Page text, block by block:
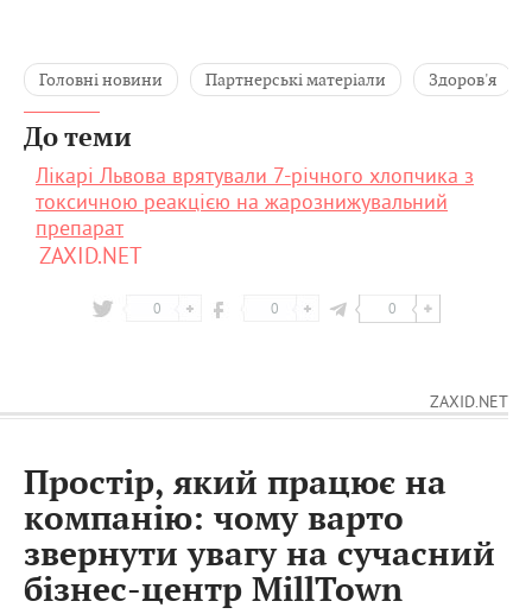
Головні новини Партнерські матеріали Здоров'я
До теми
Лікарі Львова врятували 7-річного хлопчика з
токсичною реакцією на жарознижувальний
препарат
ZAXID.NET
0 0 0
ZAXID.NET
Простір, який працює на
компанію: чому варто
звернути увагу на сучасний
бізнес-центр MillTown